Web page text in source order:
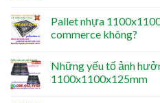
Pallet nhựa
commerce không?
Những yếu tố ảnh
1100x1100x125mm